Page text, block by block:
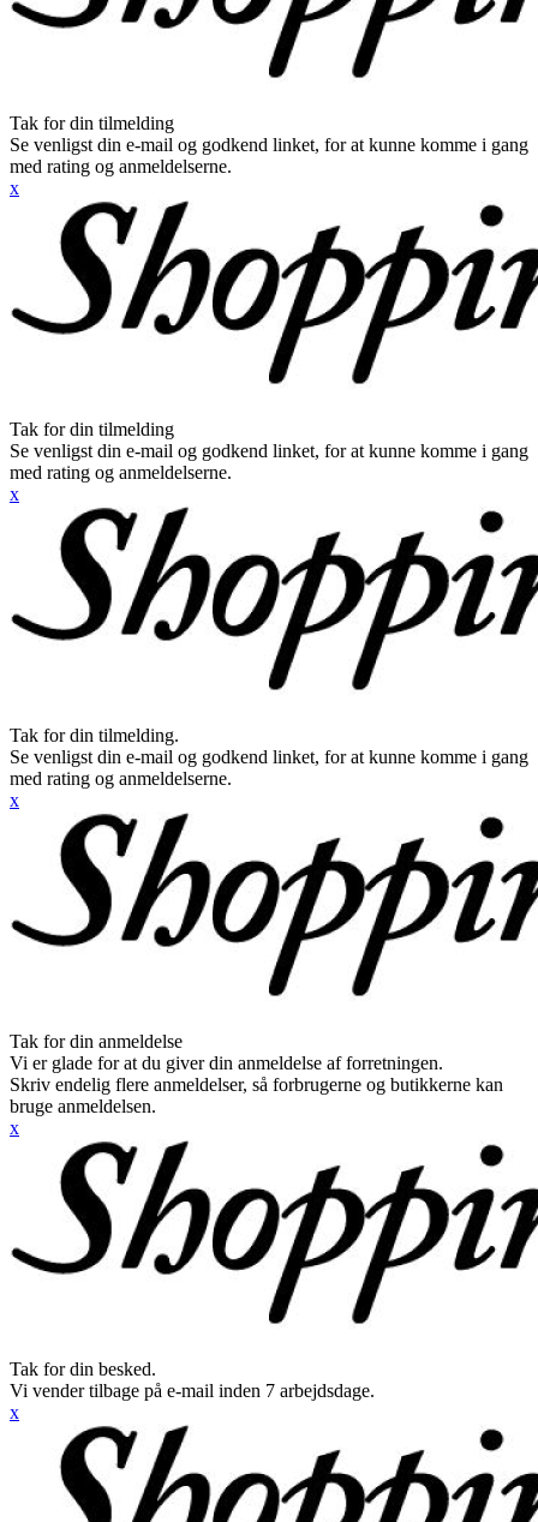
Tak for din tilmelding
Se venligst din e-mail og godkend linket, for at kunne komme i gang
med rating og anmeldelserne.
x
Tak for din tilmelding
Se venligst din e-mail og godkend linket, for at kunne komme i gang
med rating og anmeldelserne.
x
Tak for din tilmelding.
Se venligst din e-mail og godkend linket, for at kunne komme i gang
med rating og anmeldelserne.
x
Tak for din anmeldelse
Vi er glade for at du giver din anmeldelse af forretningen.
Skriv endelig flere anmeldelser, så forbrugerne og butikkerne kan
bruge anmeldelsen.
x
Tak for din besked.
Vi vender tilbage på e-mail inden 7 arbejdsdage.
x